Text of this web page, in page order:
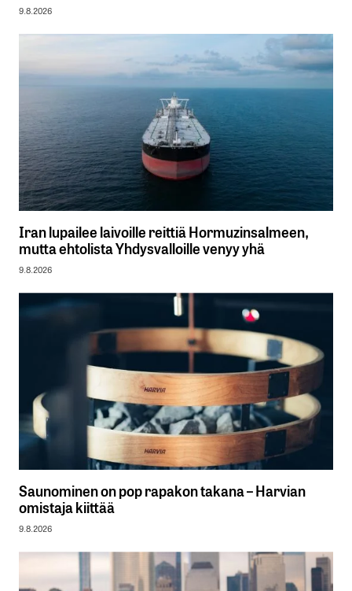
9.8.2026
Iran lupailee laivoille reittiä Hormuzinsalmeen,
mutta ehtolista Yhdysvalloille venyy yhä
9.8.2026
Saunominen on pop rapakon takana – Harvian
omistaja kiittää
9.8.2026